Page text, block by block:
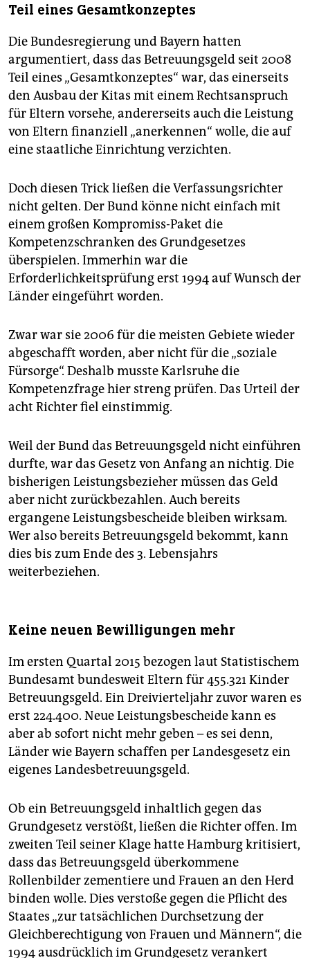
Teil eines Gesamtkonzeptes
Die Bundesregierung und Bayern hatten
argumentiert, dass das Betreuungsgeld seit 2008
Teil eines „Gesamtkonzeptes“ war, das einerseits
den Ausbau der Kitas mit einem Rechtsanspruch
für Eltern vorsehe, andererseits auch die Leistung
von Eltern finanziell „anerkennen“ wolle, die auf
eine staatliche Einrichtung verzichten.
Doch diesen Trick ließen die Verfassungsrichter
nicht gelten. Der Bund könne nicht einfach mit
einem großen Kompromiss-Paket die
Kompetenzschranken des Grundgesetzes
überspielen. Immerhin war die
Erforderlichkeitsprüfung erst 1994 auf Wunsch der
Länder eingeführt worden.
Zwar war sie 2006 für die meisten Gebiete wieder
abgeschafft worden, aber nicht für die „soziale
Fürsorge“. Deshalb musste Karlsruhe die
Kompetenzfrage hier streng prüfen. Das Urteil der
acht Richter fiel einstimmig.
Weil der Bund das Betreuungsgeld nicht einführen
durfte, war das Gesetz von Anfang an nichtig. Die
bisherigen Leistungsbezieher müssen das Geld
aber nicht zurückbezahlen. Auch bereits
ergangene Leistungsbescheide bleiben wirksam.
Wer also bereits Betreuungsgeld bekommt, kann
dies bis zum Ende des 3. Lebensjahrs
weiterbeziehen.
Keine neuen Bewilligungen mehr
Im ersten Quartal 2015 bezogen laut Statistischem
Bundesamt bundesweit Eltern für 455.321 Kinder
Betreuungsgeld. Ein Dreivierteljahr zuvor waren es
erst 224.400. Neue Leistungsbescheide kann es
aber ab sofort nicht mehr geben – es sei denn,
Länder wie Bayern schaffen per Landesgesetz ein
eigenes Landesbetreuungsgeld.
Ob ein Betreuungsgeld inhaltlich gegen das
Grundgesetz verstößt, ließen die Richter offen. Im
zweiten Teil seiner Klage hatte Hamburg kritisiert,
dass das Betreuungsgeld überkommene
Rollenbilder zementiere und Frauen an den Herd
binden wolle. Dies verstoße gegen die Pflicht des
Staates „zur tatsächlichen Durchsetzung der
Gleichberechtigung von Frauen und Männern“, die
1994 ausdrücklich im Grundgesetz verankert